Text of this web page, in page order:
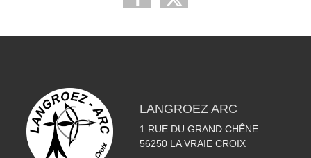
LANGROEZ ARC
1 RUE DU GRAND CHÊNE
56250 LA VRAIE CROIX